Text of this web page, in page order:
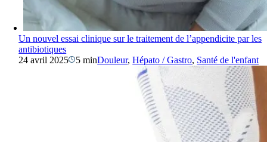
Un nouvel essai clinique sur le traitement de l’appendicite par les
antibiotiques
24 avril 2025
5 minDouleur,Hépato / Gastro, Santé de l'enfant